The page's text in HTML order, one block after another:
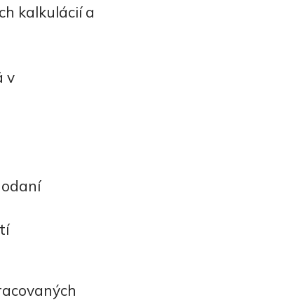
kalkulácií a
v